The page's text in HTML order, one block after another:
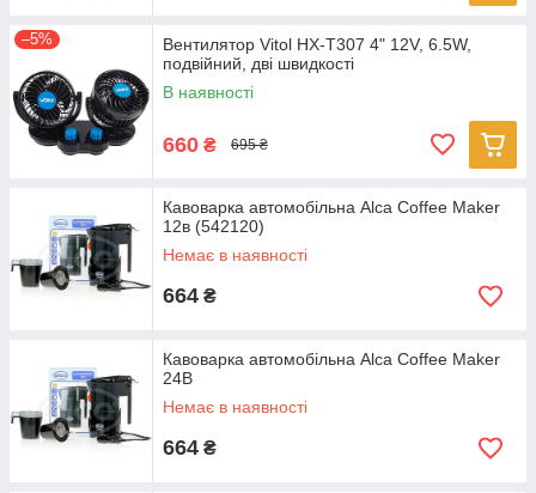
–5%
Вентилятор Vitol HX-T307 4" 12V, 6.5W,
подвійний, дві швидкості
В наявності
660 ₴ 695 ₴
Кавоварка автомобільна Alca Coffee Maker
12в (542120)
Немає в наявності
664 ₴
Кавоварка автомобільна Alca Coffee Maker
24В
Немає в наявності
664 ₴